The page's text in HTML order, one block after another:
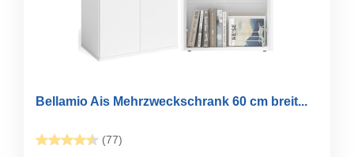
Bellamio Ais Mehrzweckschrank 60 cm breit...
(77)